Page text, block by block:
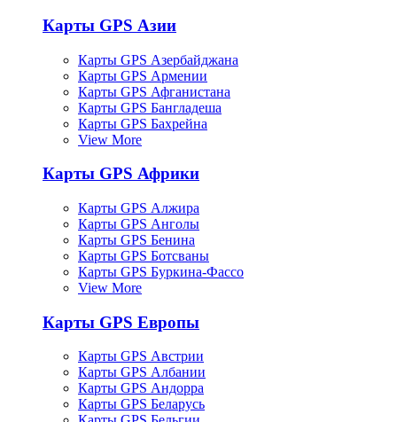
Карты GPS Азии
Карты GPS Азербайджана
Карты GPS Армении
Карты GPS Афганистана
Карты GPS Бангладеша
Карты GPS Бахрейна
View More
Карты GPS Африки
Карты GPS Алжира
Карты GPS Анголы
Карты GPS Бенина
Карты GPS Ботсваны
Карты GPS Буркина-Фассо
View More
Карты GPS Европы
Карты GPS Австрии
Карты GPS Албании
Карты GPS Андорра
Карты GPS Беларусь